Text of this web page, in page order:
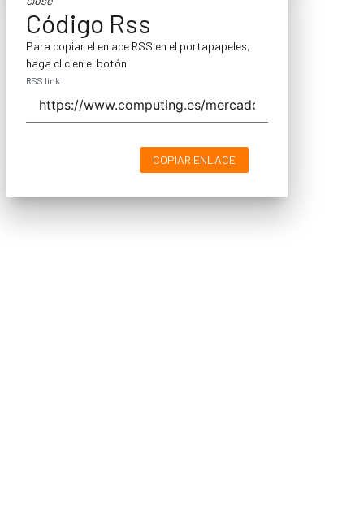
Código Rss
Para copiar el enlace RSS en el portapapeles,
haga clic en el botón.
RSS link
COPIAR ENLACE